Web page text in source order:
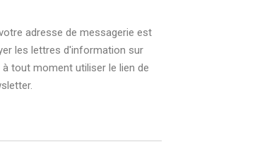
adresse de messagerie est
les lettres d'information sur
tout moment utiliser le lien de